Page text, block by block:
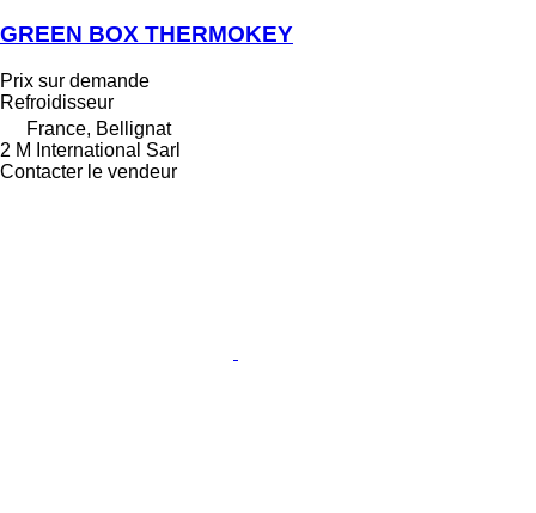
GREEN BOX THERMOKEY
Prix sur demande
Refroidisseur
France, Bellignat
2 M International Sarl
Contacter le vendeur